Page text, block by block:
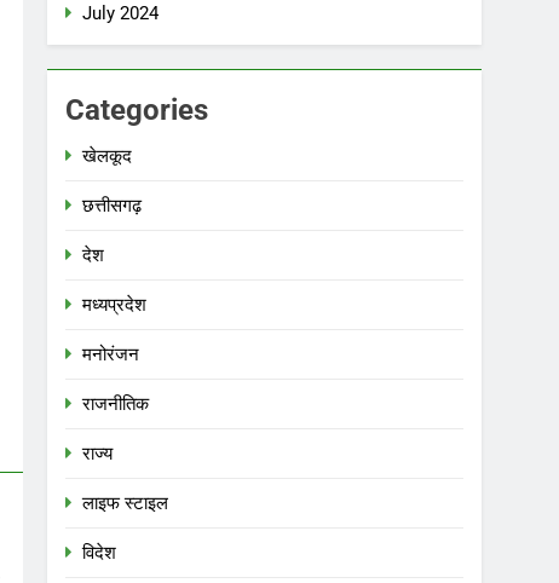
July 2024
Categories
खेलकूद
छत्तीसगढ़
देश
मध्‍यप्रदेश
मनोरंजन
राजनीतिक
राज्य
लाइफ स्टाइल
विदेश